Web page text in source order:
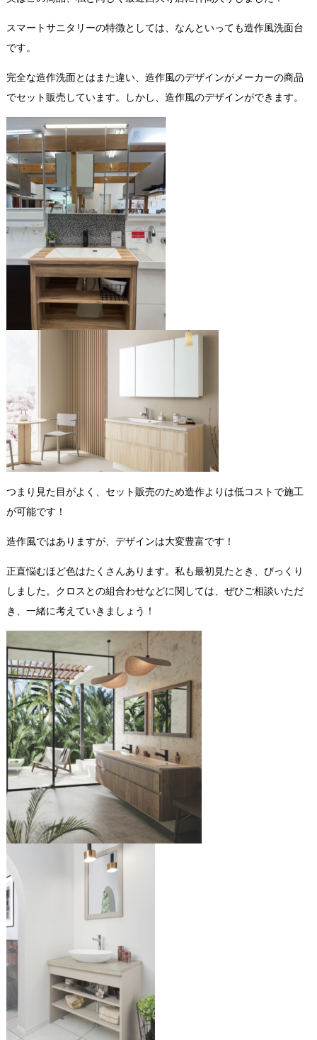
スマートサニタリーの特徴としては、なんといっても造作風洗面台
です。
完全な造作洗面とはまた違い、造作風のデザインがメーカーの商品
でセット販売しています。しかし、造作風のデザインができます。
つまり見た目がよく、セット販売のため造作よりは低コストで施工
が可能です！
造作風ではありますが、デザインは大変豊富です！
正直悩むほど色はたくさんあります。私も最初見たとき、びっくり
しました。クロスとの組合わせなどに関しては、ぜひご相談いただ
き、一緒に考えていきましょう！